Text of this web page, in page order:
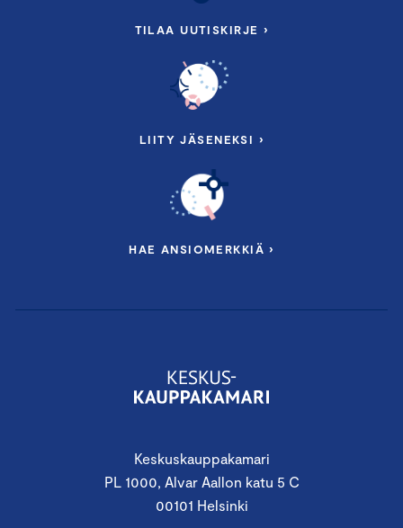
Keskuskauppakamari
PL 1000, Alvar Aallon katu 5 C
00101 Helsinki
TILAA UUTISKIRJE ›
LIITY JÄSENEKSI ›
HAE ANSIOMERKKIÄ ›